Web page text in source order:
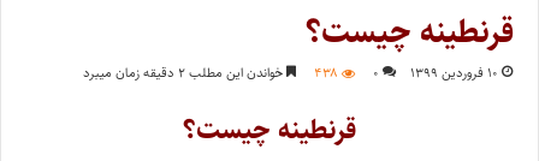
قرنطینه چیست؟
۱۰ فروردین ۱۳۹۹ ۰ ۴۳۸ خواندن این مطلب ۲ دقیقه زمان میبرد
قرنطینه چیست؟